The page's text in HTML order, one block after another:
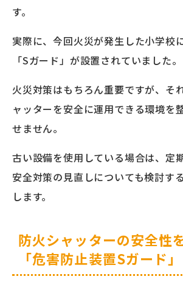
す。
実際に、今回火災が発生した小学校
「Sガード」が設置されていました。
火災対策はもちろん重要ですが、そ
ャッターを安全に運用できる環境を
せません。
古い設備を使用している場合は、定
安全対策の見直しについても検討す
します。
防火シャッターの安全性
「危害防止装置Sガード